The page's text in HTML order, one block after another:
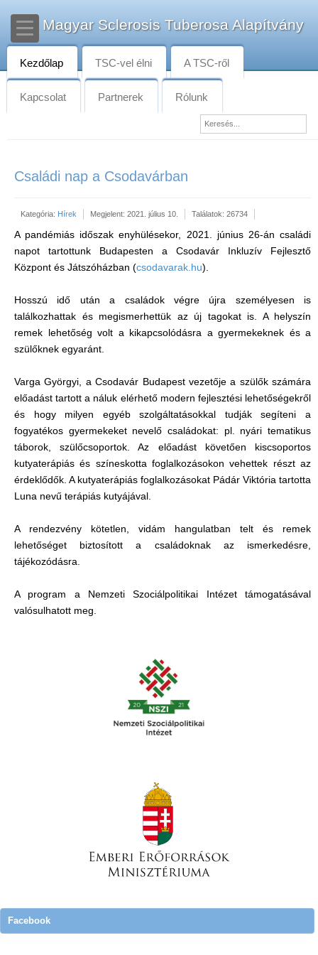
Magyar Sclerosis Tuberosa Alapítvány
Kezdőlap TSC-vel élni A TSC-ről
Kapcsolat Partnerek Rólunk
Családi nap a Csodavárban
Kategória: Hírek Megjelent: 2021. július 10. Találatok: 26734
A pandémiás időszak enyhülésekor, 2021. június 26-án családi
napot tartottunk Budapesten a Csodavár Inkluzív Fejlesztő
Központ és Játszóházban (csodavarak.hu).
Hosszú idő után a családok végre újra személyesen is
találkozhattak és megismerhettük az új tagokat is. A helyszín
remek lehetőség volt a kikapcsolódásra a gyermekeknek és a
szülőknek egyaránt.
Varga Györgyi, a Csodavár Budapest vezetője a szülők számára
előadást tartott a náluk elérhető modern fejlesztési lehetőségekről
és hogy milyen egyéb szolgáltatásokkal tudják segíteni a
fogyatékos gyermekeket nevelő családokat: pl. nyári tematikus
táborok, szülőcsoportok. Az előadást követően kiscsoportos
kutyaterápiás és színeskotta foglalkozásokon vehettek részt az
érdeklődők. A kutyaterápiás foglalkozásokat Pádár Viktória tartotta
Luna nevű terápiás kutyájával.
A rendezvény kötetlen, vidám hangulatban telt és remek
lehetőséget biztosított a családoknak az ismerkedésre,
tájékozódásra.
A program a Nemzeti Szociálpolitikai Intézet támogatásával
valósulhatott meg.
Facebook